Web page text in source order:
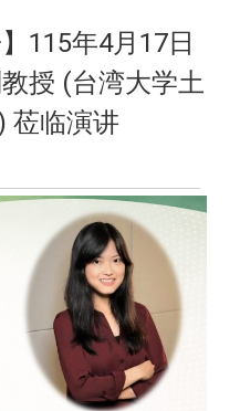
115年4月17日
授 (台湾大学土
莅临演讲